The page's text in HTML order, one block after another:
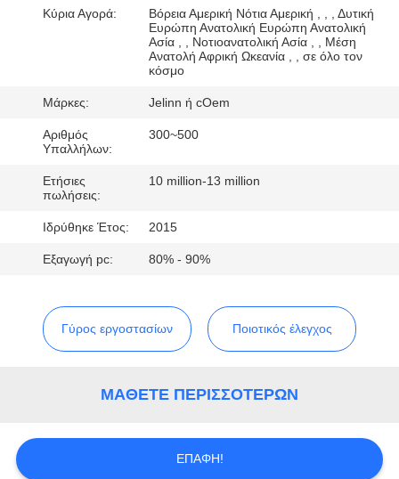
ΈΛΕΓΧΟΣ
ΕΛΆΤΕ
ΕΠΑΦΉ
ΖΗΤΉΣΤΕ
ΈΝΑ
Κύρια Αγορά:
Βόρεια Αμερική Νότια Αμερική , , , Δυτική
Ευρώπη Ανατολική Ευρώπη Ανατολική
Ασία , , Νοτιοανατολική Ασία , , Μέση
Ανατολή Αφρική Ωκεανία , , σε όλο τον
κόσμο
Μάρκες: Jelinn ή cOem
Αριθμός
Υπαλλήλων:
300~500
Ετήσιες
πωλήσεις:
10 million-13 million
Ιδρύθηκε Έτος: 2015
Εξαγωγή pc: 80% - 90%
Γύρος εργοστασίων Ποιοτικός έλεγχος
ΜΆΘΕΤΕ ΠΕΡΙΣΣΌΤΕΡΩΝ
ΕΠΑΦΉ!